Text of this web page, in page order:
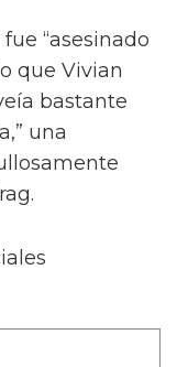
“asesinado
que Vivian
bastante
una